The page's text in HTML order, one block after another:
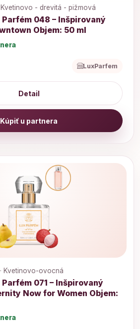
Kvetinovo - drevitá - pižmová
048 – Inšpirovaný
Objem: 50 ml
LuxParfem
Detail
Kúpiť u partnera
Kvetinovo-ovocná
071 – Inšpirovaný
Now for Women Objem: